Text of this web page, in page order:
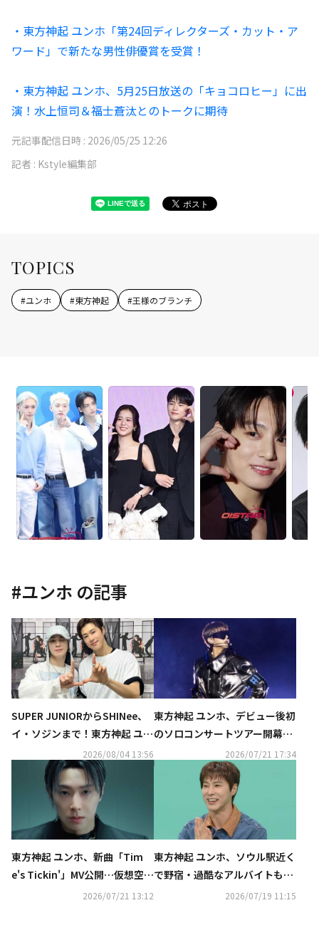
・東方神起 ユンホ「第24回ディレクターズ・カット・ア
ワード」で新たな男性俳優賞を受賞！
・東方神起 ユンホ、5月25日放送の「キョコロヒー」に出
演！水上恒司＆福士蒼汰とのトークに期待
元記事配信日時 : 2026/05/25 12:26
記者 : Kstyle編集部
TOPICS
#ユンホ #東方神起 #王様のブランチ
#ユンホ の記事
SUPER JUNIORからSHINee、
イ・ソジンまで！東方神起 ユン
ホの初ソロコンサートに豪華芸
能人が集結
2026/08/04 13:56
東方神起 ユンホ、デビュー後初
のソロコンサートツアー開幕！
日本公演は10月より3都市で開
催
2026/07/21 17:34
東方神起 ユンホ、新曲「Tim
e's Tickin'」MV公開…仮想空間
のゲームキャラクターに変身
2026/07/21 13:12
東方神起 ユンホ、ソウル駅近く
で野宿・過酷なアルバイトも…
練習生時代の苦労を明かす（動
2026/07/19 11:15